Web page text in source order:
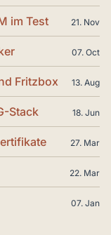
im Test 21. Nov
07. Oct
Fritzbox 13. Aug
Stack 18. Jun
27. Mar
22. Mar
07. Jan